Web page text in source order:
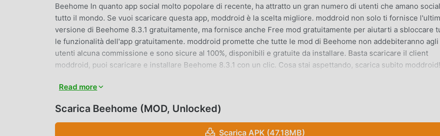
Beehome In quanto app social molto popolare di recente, ha attratto un gran numero di utenti che amano
tutto il mondo. Se vuoi scaricare questa app, moddroid è la scelta migliore. moddroid non solo ti fornisce
versione di Beehome 8.3.1 gratuitamente, ma fornisce anche Free mod gratuitamente per aiutarti a sbloccare
le funzionalità dell'app gratuitamente. moddroid promette che tutte le mod di Beehome non addebiteranno agli
utenti alcuna commissione e sono sicure al 100%, disponibili e gratuite da installare. Basta scaricare il client
moddroid, puoi scaricare e installare Beehome 8.3.1 con un clic. Cosa stai aspettando, scarica subito moddroid!
FUNZIONALITÀ CONVENIENTI
Beehome Essendo una popolare applicazione social, le sue potenti funzioni hanno attratto un gran numero di
Devi solo scaricare e installare Beehome 8.3.1, puoi facilmente provare tutte le funzioni ed è completamente
Read more
Scarica Beehome (MOD, Unlocked)
Scarica APK (47.18MB)